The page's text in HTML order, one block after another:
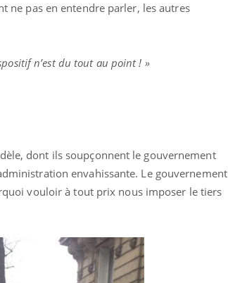
ne pas en entendre parler, les autres
n’est du tout au point ! »
dont ils soupçonnent le gouvernement
envahissante. Le gouvernement
vouloir à tout prix nous imposer le tiers